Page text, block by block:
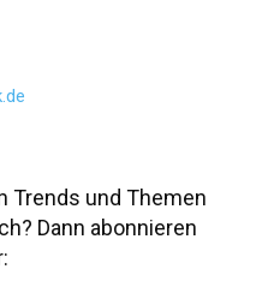
Trends und Themen
Dann abonnieren